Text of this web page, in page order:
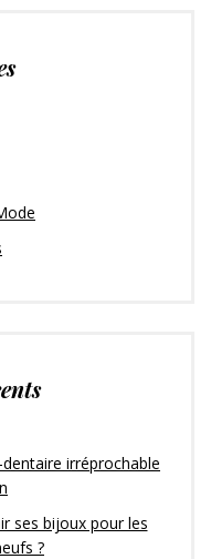
irréprochable
ses bijoux pour les
?